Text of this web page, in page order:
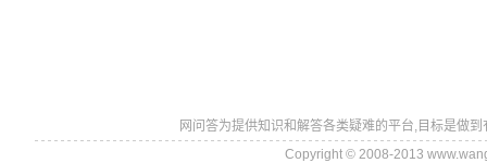
网问答为提供知识和解答各类疑难的平台,目标是做
Copyright © 2008-2013